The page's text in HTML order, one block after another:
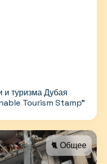
и туризма Дубая
Tourism Stamp"
🐈 Общее